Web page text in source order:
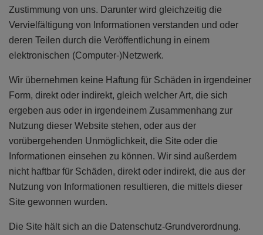
Zustimmung von uns. Darunter wird gleichzeitig die
Vervielfältigung von Informationen verstanden und oder
deren Teilen durch die Veröffentlichung in einem
elektronischen (Computer-)Netzwerk.
Wir übernehmen keine Haftung für Schäden in irgendeiner
Form, direkt oder indirekt, gleich welcher Art, die sich
ergeben aus oder in irgendeinem Zusammenhang zur
Nutzung dieser Website stehen, oder aus der
vorübergehenden Unmöglichkeit, die Site oder die
Informationen einsehen zu können. Wir sind außerdem
nicht haftbar für Schäden, direkt oder indirekt, die aus der
Nutzung von Informationen resultieren, die mittels dieser
Site gewonnen wurden.
Die Site hält sich an die Datenschutz-Grundverordnung.